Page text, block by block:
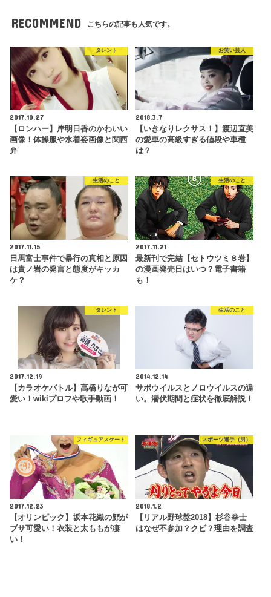
RECOMMEND こちらの記事も人気です。
タレント
2017.10.27
【ロンハー】岸明日香のかわいい
画像！体操服や水着姿画像と関西
弁
お笑い芸人
2018.3.7
【いきなりレクサス！】渡辺直美
の愛車の高級すぎる値段や車種
は？
生活のこと
2017.11.15
日馬富士事件で暴行の真相と原因
は貴ノ岩の発言と態度がキッカ
ケ？
生活のこと
2017.11.21
最新刊で完結【セトウツミ８巻】
の漫画発売日はいつ？電子書籍
も！
タレント
2017.12.19
【カラオケバトル】高橋りなが可
愛い！wikiプロフや歌手動画！
生活のこと
2014.12.14
サポウイルスとノロウイルスの違
い。潜伏期間と症状を徹底解説！
フィギュアスケート
2017.12.23
【オリンピック】坂本花織の顔が
ブサ可愛い！衣装と太ももが凄
い！
スポーツ選手（男）
2018.1.2
【リアル野球盤2018】杉谷拳士
はなぜ不参加？クビ？理由を調査